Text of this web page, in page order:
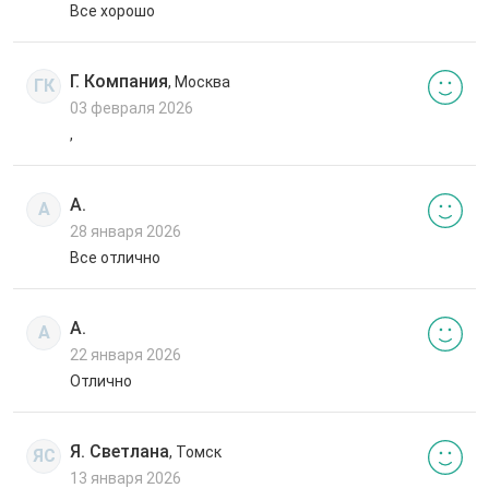
Все хорошо
ГК Г. Компания, Москва
03 февраля 2026
,
А А.
28 января 2026
Все отлично
А А.
22 января 2026
Отлично
ЯС Я. Светлана, Томск
13 января 2026